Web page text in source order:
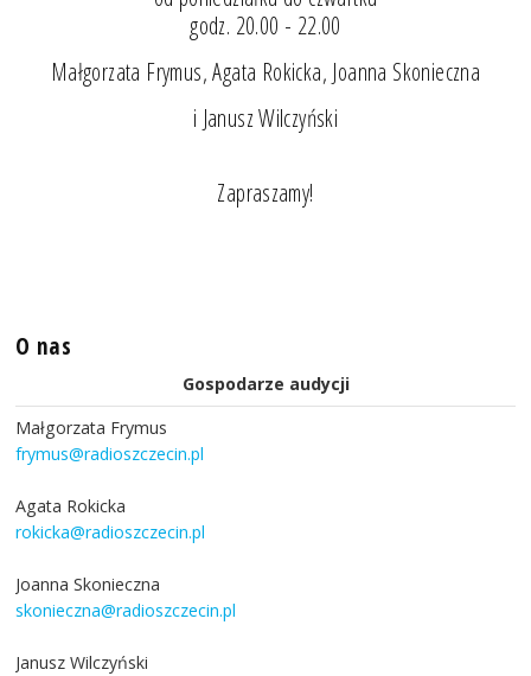
godz. 20.00 - 22.00
Małgorzata Frymus, Agata Rokicka, Joanna Skonieczna
i Janusz Wilczyński
Zapraszamy!
O nas
Gospodarze audycji
Małgorzata Frymus
frymus@radioszczecin.pl
Agata Rokicka
rokicka@radioszczecin.pl
Joanna Skonieczna
skonieczna@radioszczecin.pl
Janusz Wilczyński